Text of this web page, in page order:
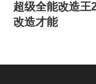
超级全能改造王
改造才能